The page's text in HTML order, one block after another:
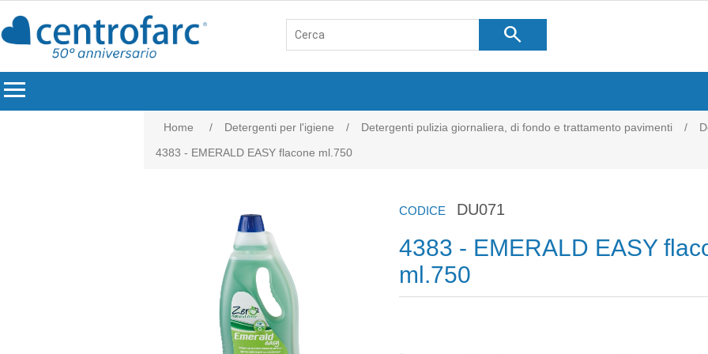
search
menu
Home / Detergenti per l'igiene / Detergenti pulizia giornaliera, di fondo e trattamento pavimenti /
4383 - EMERALD EASY flacone ml.750
CODICE DU071
4383 - EMERALD EASY
ml.750